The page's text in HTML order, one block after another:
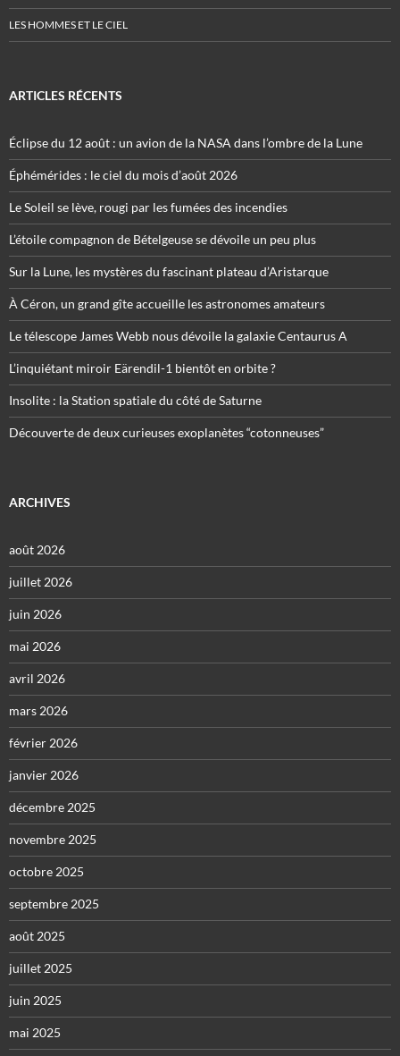
LES HOMMES ET LE CIEL
ARTICLES RÉCENTS
Éclipse du 12 août : un avion de la NASA dans l’ombre de la Lune
Éphémérides : le ciel du mois d’août 2026
Le Soleil se lève, rougi par les fumées des incendies
L’étoile compagnon de Bételgeuse se dévoile un peu plus
Sur la Lune, les mystères du fascinant plateau d’Aristarque
À Céron, un grand gîte accueille les astronomes amateurs
Le télescope James Webb nous dévoile la galaxie Centaurus A
L’inquiétant miroir Eärendil-1 bientôt en orbite ?
Insolite : la Station spatiale du côté de Saturne
Découverte de deux curieuses exoplanètes “cotonneuses”
ARCHIVES
août 2026
juillet 2026
juin 2026
mai 2026
avril 2026
mars 2026
février 2026
janvier 2026
décembre 2025
novembre 2025
octobre 2025
septembre 2025
août 2025
juillet 2025
juin 2025
mai 2025